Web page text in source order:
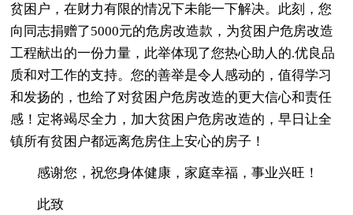
贫困户，在财力有限的情况下未能一下解决。此刻，您
向同志捐赠了5000元的危房改造款，为贫困户危房改造
工程献出的一份力量，此举体现了您热心助人的.优良品
质和对工作的支持。您的善举是令人感动的，值得学习
和发扬的，也给了对贫困户危房改造的更大信心和责任
感！定将竭尽全力，加大贫困户危房改造的，早日让全
镇所有贫困户都远离危房住上安心的房子！
感谢您，祝您身体健康，家庭幸福，事业兴旺！
此致